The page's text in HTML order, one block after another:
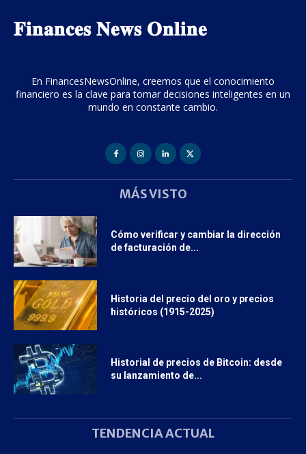
𝐅𝐢𝐧𝐚𝐧𝐜𝐞𝐬 𝐍𝐞𝐰𝐬 𝐎𝐧𝐥𝐢𝐧𝐞
En FinancesNewsOnline, creemos que el conocimiento
financiero es la clave para tomar decisiones inteligentes en un
mundo en constante cambio.
MÁS VISTO
Cómo verificar y cambiar la dirección
de facturación de...
Historia del precio del oro y precios
históricos (1915-2025)
Historial de precios de Bitcoin: desde
su lanzamiento de...
TENDENCIA ACTUAL